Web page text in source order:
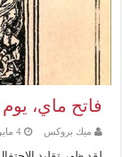
فاتح ماي،
ميك بروكس 4 مايو، 2009